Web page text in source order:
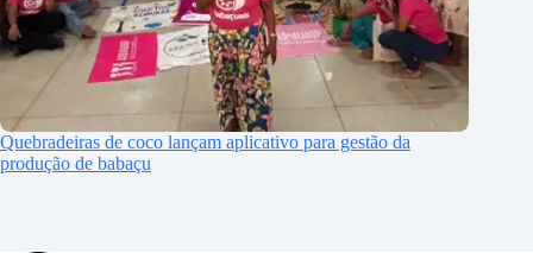
Quebradeiras de coco lançam aplicativo para gestão da
produção de babaçu